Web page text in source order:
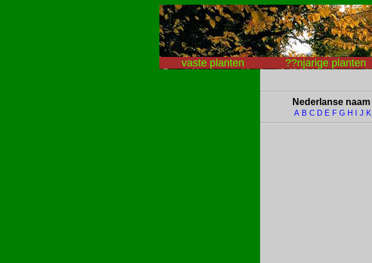
vaste planten ??njarige planten
Nederlanse naam
A B C D E F G H J K